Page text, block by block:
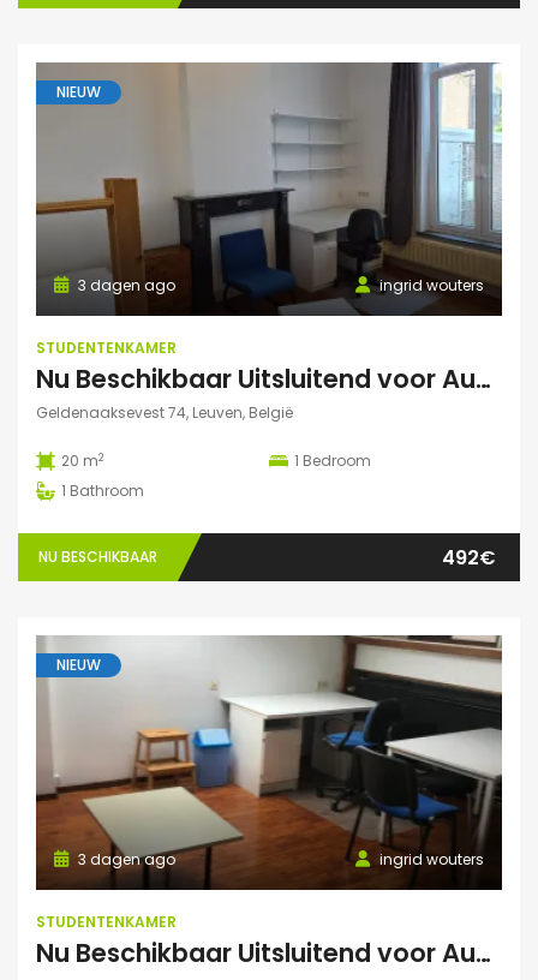
NIEUW
ingrid wouters
3 dagen ago
STUDENTENKAMER
Nu Beschikbaar Uitsluitend voor Augustus 2026 in Leuven
Geldenaaksevest 74, Leuven, België
20 m2 1 Bedroom
1 Bathroom
NU BESCHIKBAAR 492€
NIEUW
ingrid wouters
3 dagen ago
STUDENTENKAMER
Nu Beschikbaar Uitsluitend voor Augustus 2026 in Leuven Studio